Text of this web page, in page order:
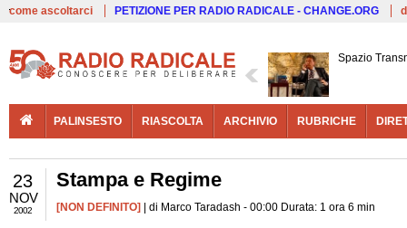
come ascoltarci PETIZIONE PER RADIO RADICALE - CHANGE.ORG
Spazio
PALINSESTO RIASCOLTA ARCHIVIO RUBRICHE
23
NOV
2002
Stampa e Regime
[NON DEFINITO] | di Marco Taradash - 00:00 Durata: 1 ora 6 min